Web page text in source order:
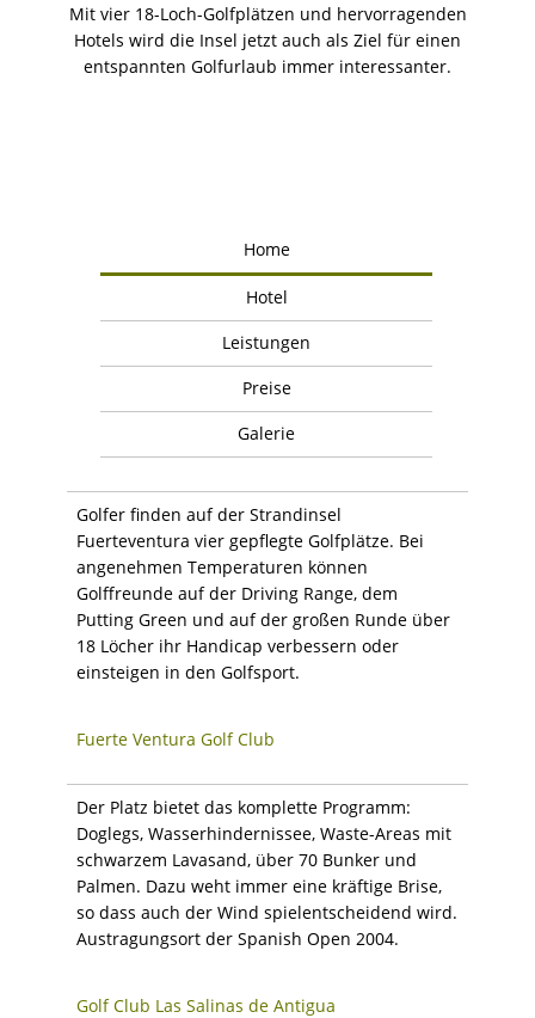
Mit vier 18-Loch-Golfplätzen und hervorragenden
Hotels wird die Insel jetzt auch als Ziel für einen
entspannten Golfurlaub immer interessanter.
Home
Hotel
Leistungen
Preise
Galerie
Golfer finden auf der Strandinsel
Fuerteventura vier gepflegte Golfplätze. Bei
angenehmen Temperaturen können
Golffreunde auf der Driving Range, dem
Putting Green und auf der großen Runde über
18 Löcher ihr Handicap verbessern oder
einsteigen in den Golfsport.
Fuerte Ventura Golf Club
Der Platz bietet das komplette Programm:
Doglegs, Wasserhindernissee, Waste-Areas mit
schwarzem Lavasand, über 70 Bunker und
Palmen. Dazu weht immer eine kräftige Brise,
so dass auch der Wind spielentscheidend wird.
Austragungsort der Spanish Open 2004.
Golf Club Las Salinas de Antigua